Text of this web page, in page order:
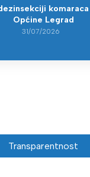
Općine Legrad
31/07/2026
Transparentnost